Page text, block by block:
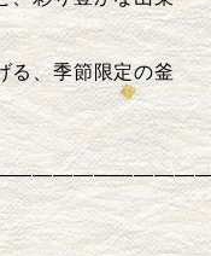
る、季節限定の釜